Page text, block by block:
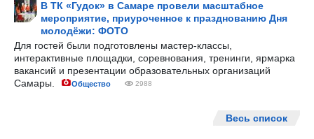
В ТК «Гудок» в Самаре провели масштабное
мероприятие, приуроченное к празднованию Дня
молодёжи: ФОТО
Для гостей были подготовлены мастер-классы,
интерактивные площадки, соревнования, тренинги, ярмарка
вакансий и презентации образовательных организаций
Самары.
Общество 2988
Весь список